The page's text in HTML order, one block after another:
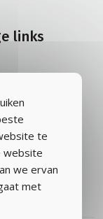
links
te
website
we ervan
met